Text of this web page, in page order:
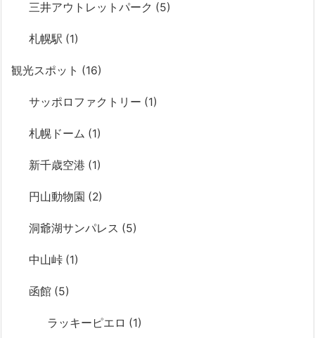
三井アウトレットパーク (5)
札幌駅 (1)
観光スポット (16)
サッポロファクトリー (1)
札幌ドーム (1)
新千歳空港 (1)
円山動物園 (2)
洞爺湖サンパレス (5)
中山峠 (1)
函館 (5)
ラッキーピエロ (1)